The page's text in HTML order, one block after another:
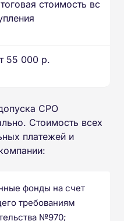
стоимость вс
55 000 р.
СРО
Стоимость всех
платежей и
фонды на счет
требованиям
№970;